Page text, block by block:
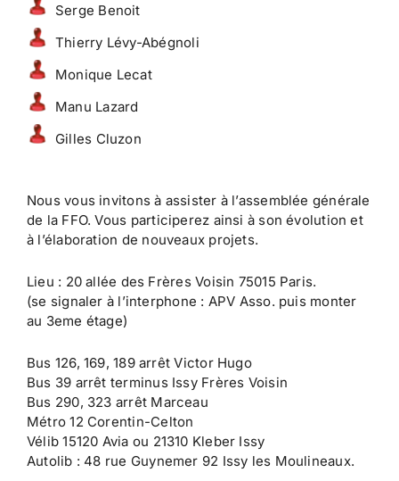
Serge Benoit
Thierry Lévy-Abégnoli
Monique Lecat
Manu Lazard
Gilles Cluzon
Nous vous invitons à assister à l’assemblée générale
de la FFO. Vous participerez ainsi à son évolution et
à l’élaboration de nouveaux projets.
Lieu : 20 allée des Frères Voisin 75015 Paris.
(se signaler à l’interphone : APV Asso. puis monter
au 3eme étage)
Bus 126, 169, 189 arrêt Victor Hugo
Bus 39 arrêt terminus Issy Frères Voisin
Bus 290, 323 arrêt Marceau
Métro 12 Corentin-Celton
Vélib 15120 Avia ou 21310 Kleber Issy
Autolib : 48 rue Guynemer 92 Issy les Moulineaux.